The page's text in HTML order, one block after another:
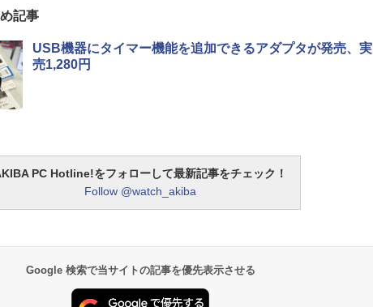
記事
USB機器にタイマー機能を追加できるアダプタが発売、実
売1,280円
PC Hotline!をフォローして最新記事をチェック！
Follow @watch_akiba
Google 検索で当サイトの記事を優先表示させる